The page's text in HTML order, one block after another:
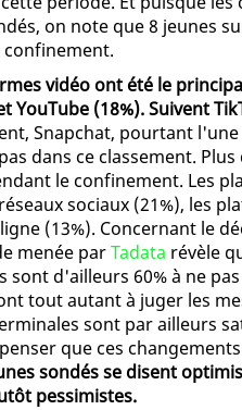
on note que 8 jeunes
confinement.
vidéo ont été le
YouTube (18%). Suivent
Snapchat, pourtant
dans ce classement.
le confinement. Les
sociaux (21%), les
(13%). Concernant le
menée parTadata révèle
sont d'ailleurs 60% à ne
tout autant à juger les
sont par ailleurs
que ces
sondés se disent
pessimistes.